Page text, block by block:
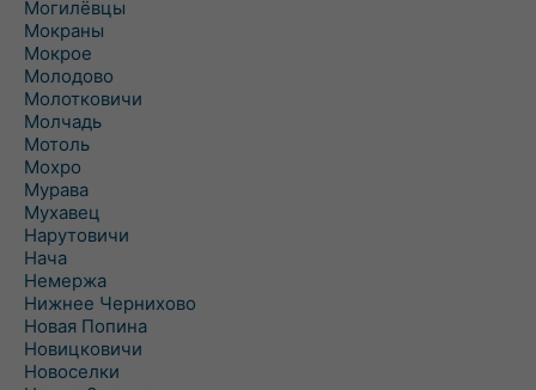
Могилёвцы
Мокраны
Мокрое
Молодово
Молотковичи
Молчадь
Мотоль
Мохро
Мурава
Мухавец
Нарутовичи
Нача
Немержа
Нижнее Чернихово
Новая Попина
Новицковичи
Новоселки